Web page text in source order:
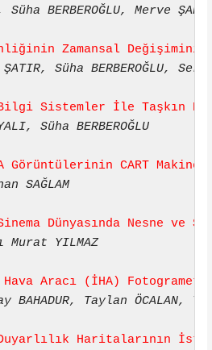
Süha BERBEROĞLU, Merve
Zamansal
Süha BERBEROĞLU,
Sistemler İle Taşkın
Süha BERBEROĞLU
Görüntülerinin CART Makine
SAĞLAM
Dünyasında Nesne ve
Murat YILMAZ
Hava Aracı (İHA)
BAHADUR, Taylan ÖCALAN,
Haritalarının